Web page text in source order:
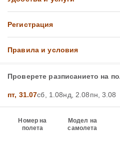
Регистрация
Правила и условия
Проверете разписанието на
пт, 31.07сб, 1.08нд, 2.08пн, 3.08
Номер на
полета
Модел на
самолета